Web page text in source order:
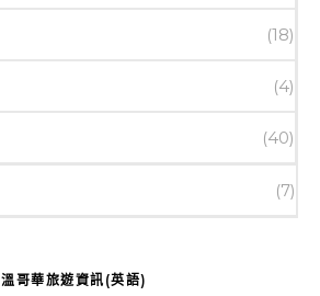
(18)
(4)
(40)
(7)
溫哥華旅遊資訊(英語)